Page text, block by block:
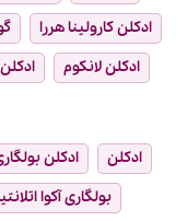
ادکلن کارولینا هررا
ادکلن لانکوم
ادکلن ادکلن
بولگاری آکوا